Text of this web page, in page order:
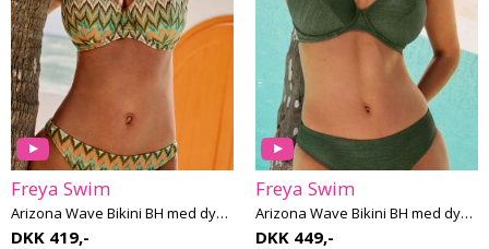
Freya Swim
Arizona Wave Bikini BH med dyb udskæring G-L skål
DKK 419,-
Freya Swim
Arizona Wave Bikini BH med dyb udskæring G-M skål
DKK 449,-